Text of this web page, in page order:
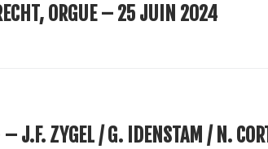
ORGUE – 25 JUIN 2024
– J.F. ZYGEL / G. IDENSTAM / N.